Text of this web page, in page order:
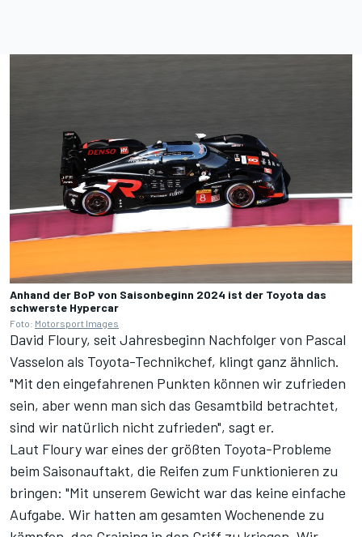
Anhand der BoP von Saisonbeginn 2024 ist der Toyota das
schwerste Hypercar
Foto: Motorsport Images
David Floury, seit Jahresbeginn Nachfolger von Pascal
Vasselon als Toyota-Technikchef, klingt ganz ähnlich.
"Mit den eingefahrenen Punkten können wir zufrieden
sein, aber wenn man sich das Gesamtbild betrachtet,
sind wir natürlich nicht zufrieden", sagt er.
Laut Floury war eines der größten Toyota-Probleme
beim Saisonauftakt, die Reifen zum Funktionieren zu
bringen: "Mit unserem Gewicht war das keine einfache
Aufgabe. Wir hatten am gesamten Wochenende zu